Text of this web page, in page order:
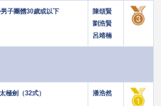
子團體30歲或以下
陳頌賢
劉浩賢
呂靖楠
極劍（32式） 潘浩然